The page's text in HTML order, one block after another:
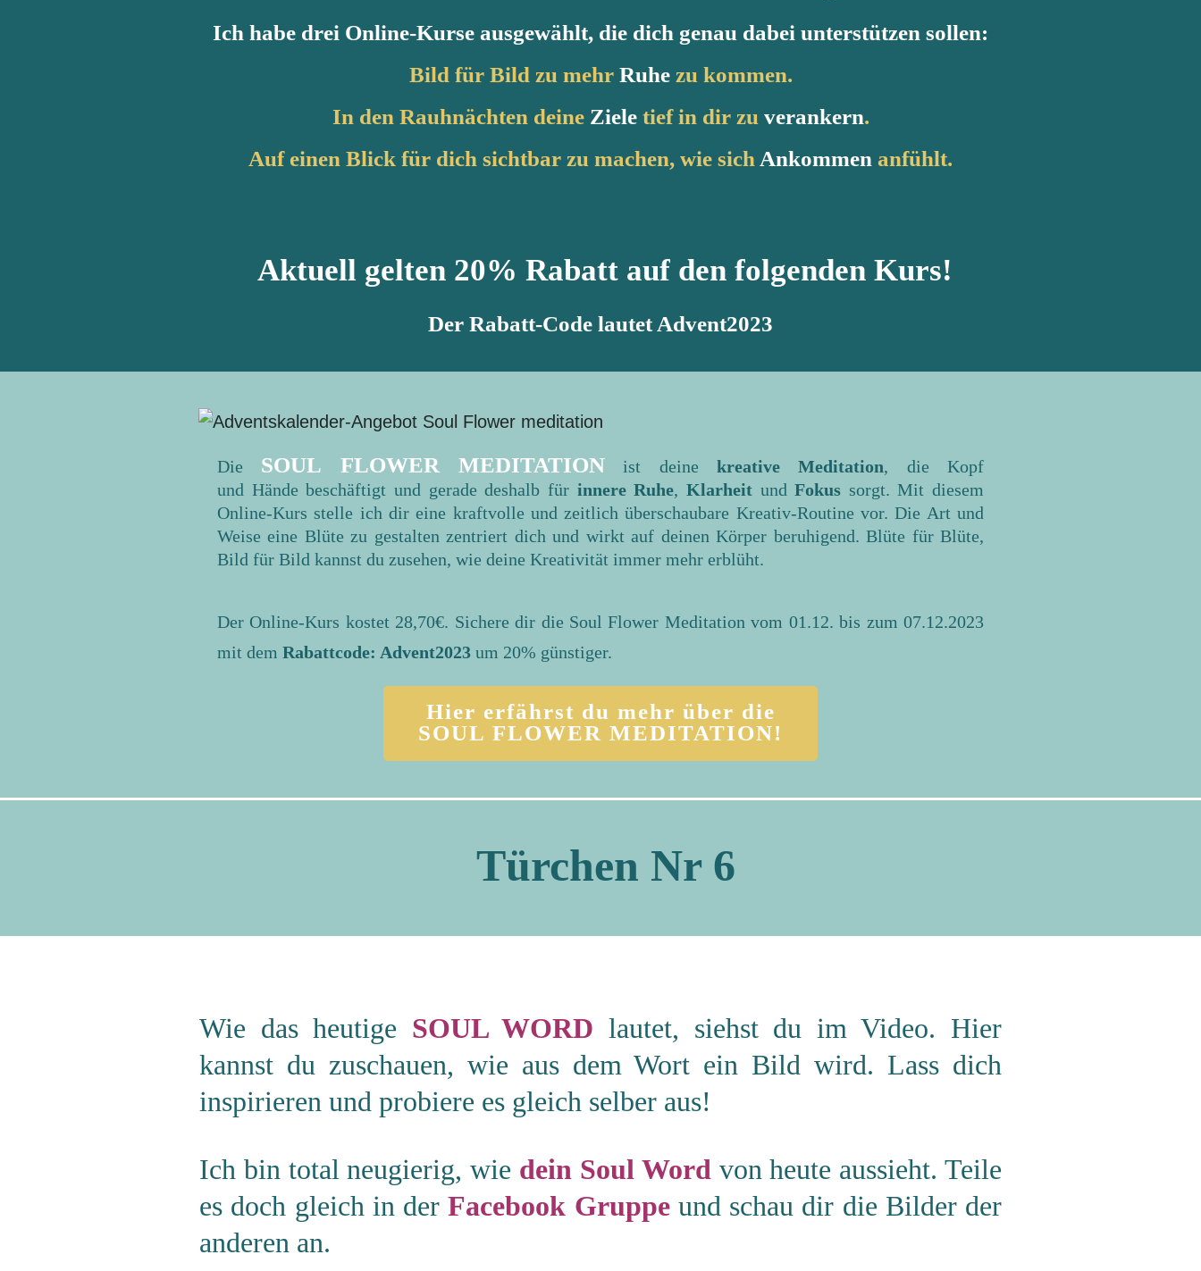
Ich habe drei Online-Kurse ausgewählt, die dich genau dabei unterstützen sollen:
Bild für Bild zu mehr Ruhezu kommen.
In den Rauhnächten deine Zieletief in dir zu verankern.
Auf einen Blick für dich sichtbar zu machen, wie sich Ankommen anfühlt.
Aktuell gelten 20% Rabatt auf den folgenden Kurs!
Der Rabatt-Code lautet Advent2023
Die SOUL FLOWER MEDITATION ist deinekreative Meditation, die Kopf
und Hände beschäftigt und gerade deshalb für innere Ruhe, Klarheit undFokus sorgt. Mit diesem
Online-Kurs stelle ich dir eine kraftvolle und zeitlich überschaubare Kreativ-Routine vor. Die Art und
Weise eine Blüte zu gestalten zentriert dich und wirkt auf deinen Körper beruhigend. Blüte für Blüte,
Bild für Bild kannst du zusehen, wie deine Kreativität immer mehr erblüht.
Der Online-Kurs kostet 28,70€. Sichere dir die Soul Flower Meditation vom 01.12. bis zum 07.12.2023
mit dem Rabattcode: Advent2023 um 20% günstiger.
Hier erfährst du mehr über die
SOUL FLOWER MEDITATION!
Türchen Nr 6
Wie das heutige SOUL WORD lautet, siehst du im Video. Hier
kannst du zuschauen, wie aus dem Wort ein Bild wird. Lass dich
inspirieren und probiere es gleich selber aus!
Ich bin total neugierig, wie dein Soul Word von heute aussieht. Teile
es doch gleich in der Facebook Gruppe und schau dir die Bilder der
anderen an.